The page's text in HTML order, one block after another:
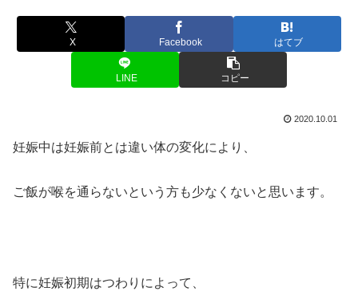
X Facebook はてブ
LINE コピー
2020.10.01
妊娠中は妊娠前とは違い体の変化により、
ご飯が喉を通らないという方も少なくないと思います。
特に妊娠初期はつわりによって、